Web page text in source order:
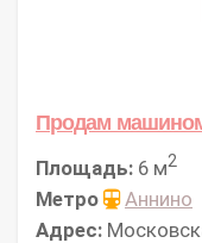
Продам
Площадь: 6 м2
Метро
Аннино
Адрес: